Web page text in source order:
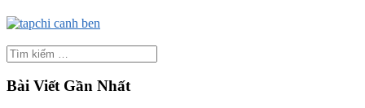
Bài Viết Gần Nhất